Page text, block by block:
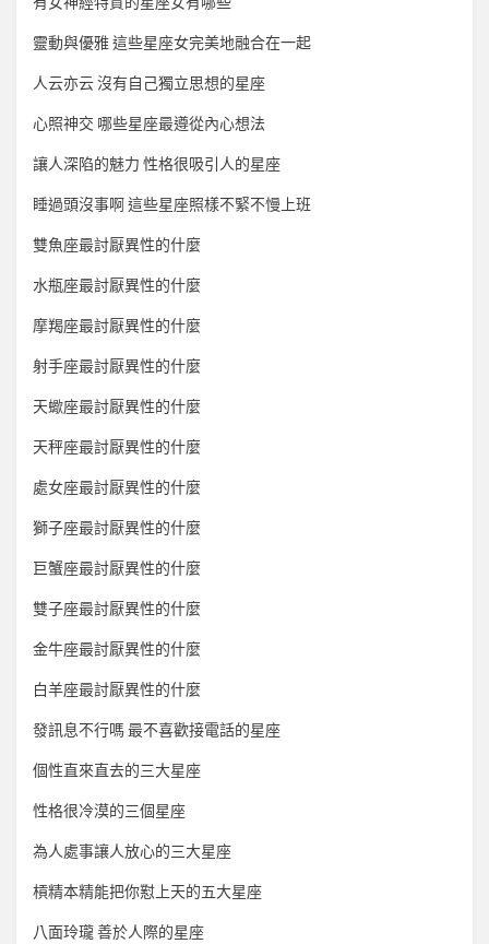
靈動與優雅 這些星座女完美地融合在一起
人云亦云 沒有自己獨立思想的星座
心照神交 哪些星座最遵從內心想法
讓人深陷的魅力 性格很吸引人的星座
睡過頭沒事啊 這些星座照樣不緊不慢上班
雙魚座最討厭異性的什麼
水瓶座最討厭異性的什麼
摩羯座最討厭異性的什麼
射手座最討厭異性的什麼
天蠍座最討厭異性的什麼
天秤座最討厭異性的什麼
處女座最討厭異性的什麼
獅子座最討厭異性的什麼
巨蟹座最討厭異性的什麼
雙子座最討厭異性的什麼
金牛座最討厭異性的什麼
白羊座最討厭異性的什麼
發訊息不行嗎 最不喜歡接電話的星座
個性直來直去的三大星座
性格很冷漠的三個星座
為人處事讓人放心的三大星座
槓精本精能把你懟上天的五大星座
八面玲瓏 善於人際的星座